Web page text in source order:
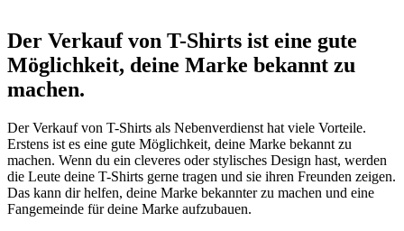
Der Verkauf von T-Shirts ist eine gute
Möglichkeit, deine Marke bekannt zu
machen.
Der Verkauf von T-Shirts als Nebenverdienst hat viele Vorteile.
Erstens ist es eine gute Möglichkeit, deine Marke bekannt zu
machen. Wenn du ein cleveres oder stylisches Design hast, werden
die Leute deine T-Shirts gerne tragen und sie ihren Freunden zeigen.
Das kann dir helfen, deine Marke bekannter zu machen und eine
Fangemeinde für deine Marke aufzubauen.